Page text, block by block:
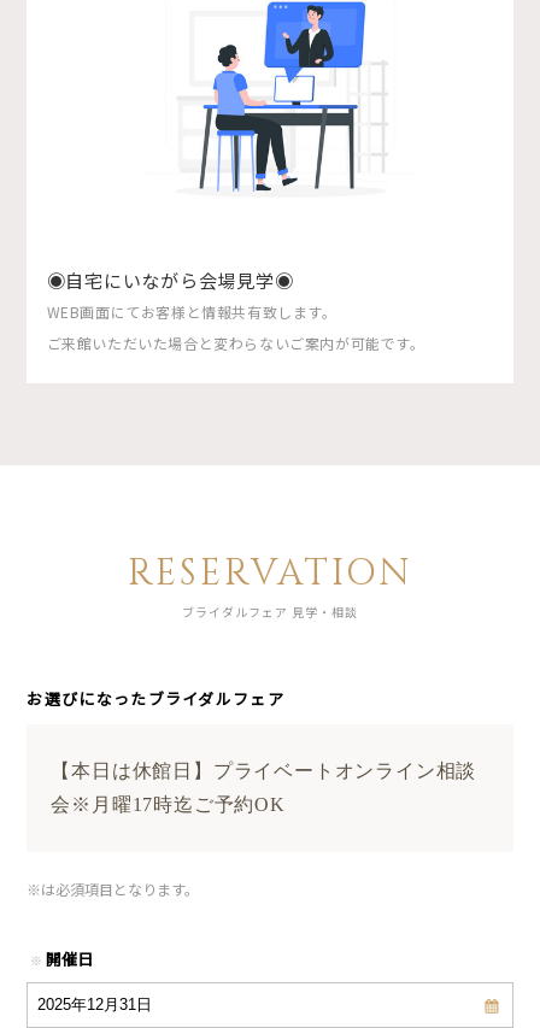
◉自宅にいながら会場見学◉
WEB画面にてお客様と情報共有致します。
ご来館いただいた場合と変わらないご案内が可能です。
RESERVATION
ブライダルフェア 見学・相談
お選びになったブライダルフェア
【本日は休館日】プライベートオンライン相談
会※月曜17時迄ご予約OK
※は必須項目となります。
※ 開催日